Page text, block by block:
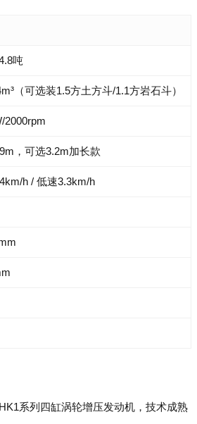
吨
（可选装1.5方土方斗/1.1方岩石斗）
2000rpm
，可选3.2m加长款
h / 低速3.3km/h
系列四缸涡轮增压发动机，技术成熟